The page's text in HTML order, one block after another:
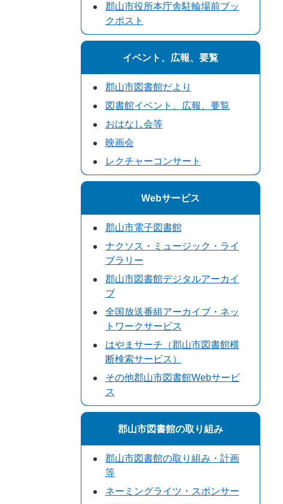
郡山市役所本庁舎駐輪場前ブッ
クポスト
イベント、広報、要覧
郡山市図書館だより
図書館イベント、広報、要覧
おはなし会等
映画会
レクチャーコンサート
Webサービス
郡山市電子図書館
ナクソス・ミュージック・ライ
ブラリー
郡山市図書館デジタルアーカイ
ブ
全国放送番組アーカイブ・ネッ
トワークサービス
はやまサーチ（郡山市図書館横
断検索サービス）
その他郡山市図書館Webサービ
ス
郡山市図書館の取り組み
郡山市図書館の取り組み・計画
等
ネーミングライツ・スポンサー